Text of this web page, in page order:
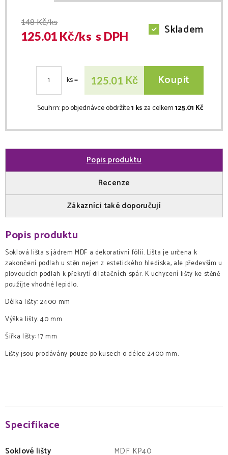
148Kč/ks
125.01 Kč/ks s DPH Skladem
ks= 125.01 Kč Koupit
Souhrn:po objednávce obdržíte1 ksza celkem125.01 Kč
Popis produktu
Recenze
Zákazníci také doporučují
Popis produktu
Soklová lišta s jádrem MDF a dekorativní fólií. Lišta je určena k
zakončení podlah u stěn nejen z estetického hlediska, ale především u
plovoucích podlah k překrytí dilatačních spár. K uchycení lišty ke stěně
použijte vhodné lepidlo.
Délka lišty: 2400 mm
Výška lišty: 40 mm
Šířka lišty: 17 mm
Lišty jsou prodávány pouze po kusech o délce 2400 mm.
Specifikace
Soklové lišty MDF KP40